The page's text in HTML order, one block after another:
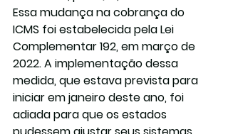
Essa mudança na cobrança do
ICMS foi estabelecida pela Lei
Complementar 192, em março de
2022. A implementação dessa
medida, que estava prevista para
iniciar em janeiro deste ano, foi
adiada para que os estados